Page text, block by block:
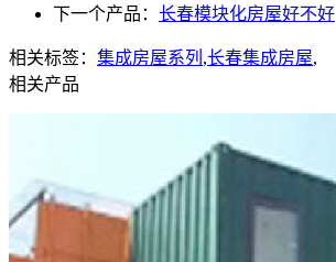
下一个产品： 长春模块化房屋好不好
相关标签： 集成房屋系列 ,长春集成房屋,
相关产品